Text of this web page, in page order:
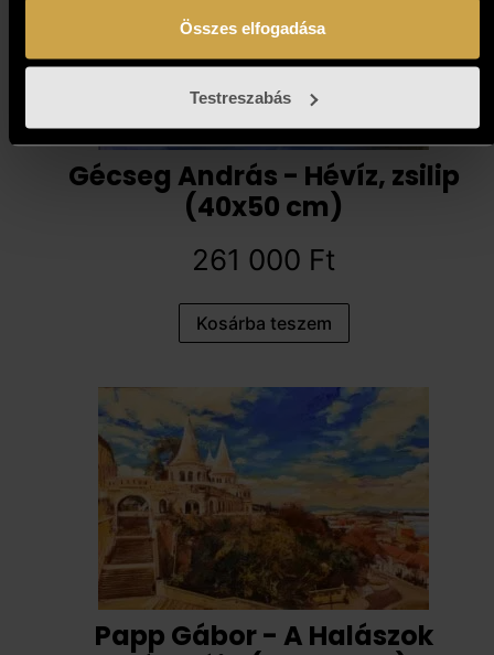
Összes elfogadása
Testreszabás
Gécseg András - Hévíz, zsilip
(40x50 cm)
261 000 Ft
Kosárba teszem
Papp Gábor - A Halászok